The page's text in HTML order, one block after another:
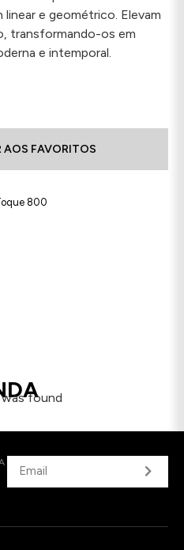
e geométrico. Elevam
transformando-os em
e intemporal.
FAVORITOS
800
found